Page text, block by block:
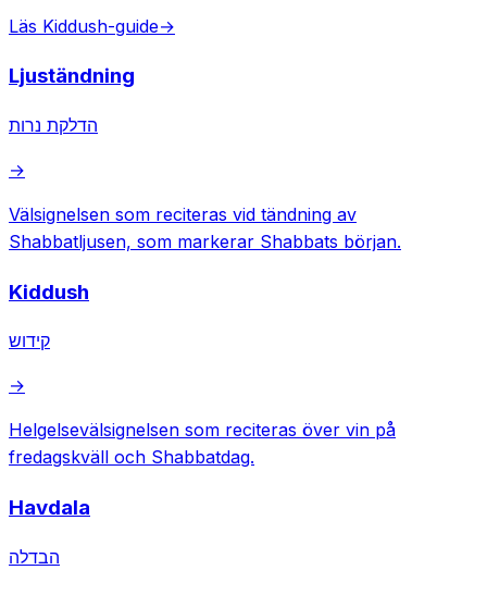
Läs Kiddush-guide→
Ljuständning
הדלקת נרות
→
Välsignelsen som reciteras vid tändning av
Shabbatljusen, som markerar Shabbats början.
Kiddush
קידוש
→
Helgelsevälsignelsen som reciteras över vin på
fredagskväll och Shabbatdag.
Havdala
הבדלה